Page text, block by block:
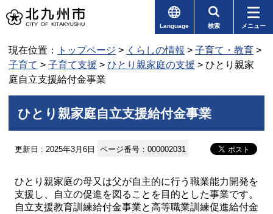
Language 検索 メニュー
現在位置： トップページ > くらしの情報 > 子育て・教育 >
子育て > 子育て支援 > ひとり親家庭の支援 > ひとり親家
庭自立支援給付金事業
ひとり親家庭自立支援給付金事業
更新日 : 2025年3月6日 ページ番号：000002031
ひとり親家庭の母又は父が自主的に行う職業能力開発を
支援し、自立の促進を図ることを目的とした事業です。
自立支援教育訓練給付金事業と高等職業訓練促進給付金